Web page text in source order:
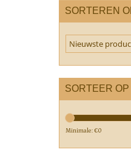
SORTEREN
SORTEER
Minimale: €0